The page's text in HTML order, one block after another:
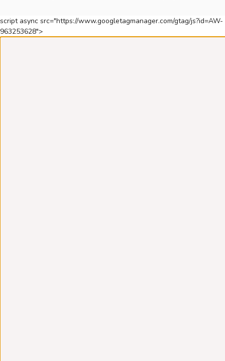
script async src="https://www.googletagmanager.com/gtag/js?id=AW-
963253628">